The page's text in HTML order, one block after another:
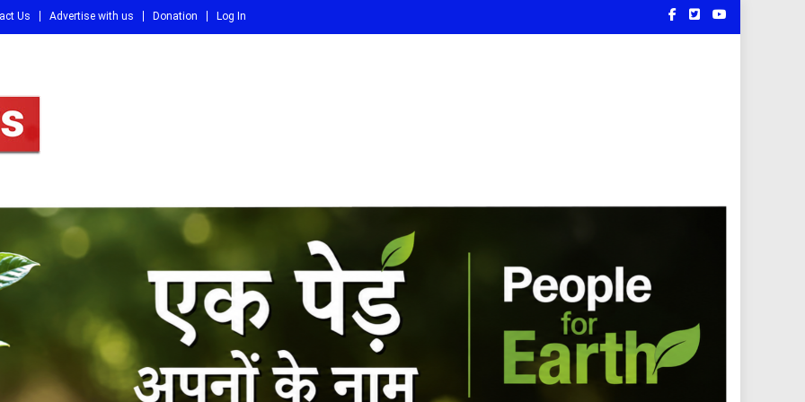
Us Advertise with us Donation Log In